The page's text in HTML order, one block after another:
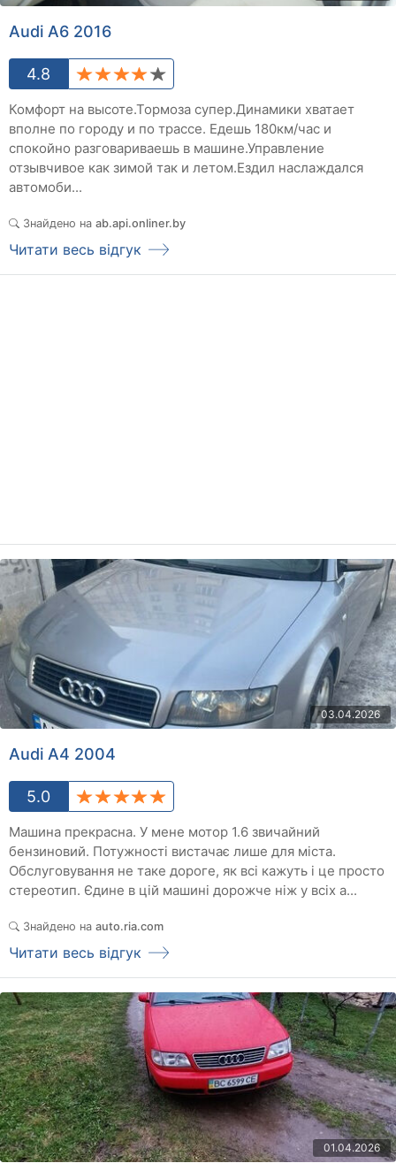
Audi A6 2016
4.8
Комфорт на высоте.Тормоза супер.Динамики хватает
вполне по городу и по трассе. Едешь 180км/час и
спокойно разговариваешь в машине.Управление
отзывчивое как зимой так и летом.Ездил наслаждался
автомоби...
Знайдено на ab.api.onliner.by
Читати весь відгук
03.04.2026
Audi A4 2004
5.0
Машина прекрасна. У мене мотор 1.6 звичайний
бензиновий. Потужності вистачає лише для міста.
Обслуговування не таке дороге, як всі кажуть і це просто
стереотип. Єдине в цій машині дорожче ніж у всіх а...
Знайдено на auto.ria.com
Читати весь відгук
01.04.2026